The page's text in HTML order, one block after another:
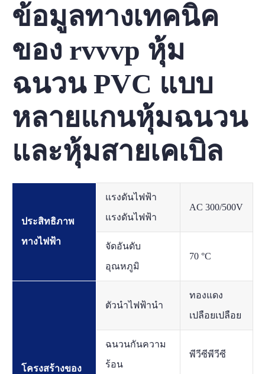
ข้อมูลทางเทคนิค
ของ rvvvp หุ้ม
ฉนวน PVC แบบ
หลายแกนหุ้มฉนวน
และหุ้มสายเคเบิล
ประสิทธิภาพ
ทางไฟฟ้า
แรงดันไฟฟ้า
แรงดันไฟฟ้า
AC 300/500V
จัดอันดับ
อุณหภูมิ
70 °C
โครงสร้างของ
ตัวนำไฟฟ้านำ
ทองแดง
เปลือยเปลือย
ฉนวนกันความ
ร้อน
พีวีซีพีวีซี